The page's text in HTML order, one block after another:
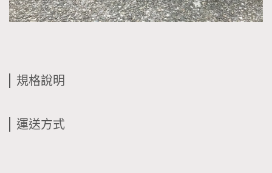
規格說明
運送方式